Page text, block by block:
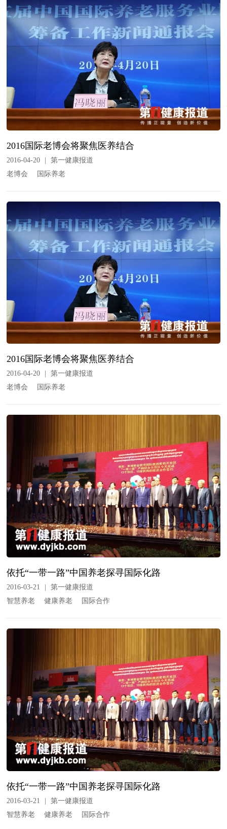
2016国际老博会将聚焦医养结合
2016-04-20 |
第一健康报道
老博会
国际养老
2016国际老博会将聚焦医养结合
2016-04-20
第一健康报道
老博会
国际养老
依托“一带一路”中国养老探寻国际化路
2016-03-21
第一健康报道
智慧养老
健康养老 国际合作
依托“一带一路”中国养老探寻国际化路
2016-03-21
第一健康报道
智慧养老
健康养老 国际合作